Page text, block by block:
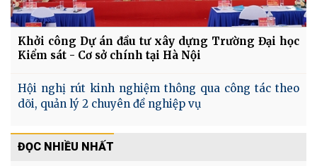
Khởi công Dự án đầu tư xây dựng Trường Đại học
Kiểm sát - Cơ sở chính tại Hà Nội
Hội nghị rút kinh nghiệm thông qua công tác theo
dõi, quản lý 2 chuyên đề nghiệp vụ
ĐỌC NHIỀU NHẤT